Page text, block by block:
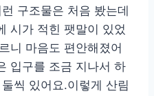
구조물은 처음 봤는데
시가 적힌 팻말이 있었
니 마음도 편안해졌어
입구를 조금 지나서 하
씩 있어요.이렇게 산림